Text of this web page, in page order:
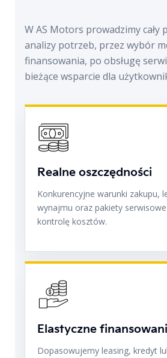
W AS Motors prowadzimy cały
analizy potrzeb, przez wybór
finansowania, po obsługę
bieżące wsparcie dla
Realne oszczędności
Konkurencyjne warunki zakupu,
wynajmu oraz pakiety
kontrolę kosztów.
Elastyczne
Dopasowujemy leasing, kredyt